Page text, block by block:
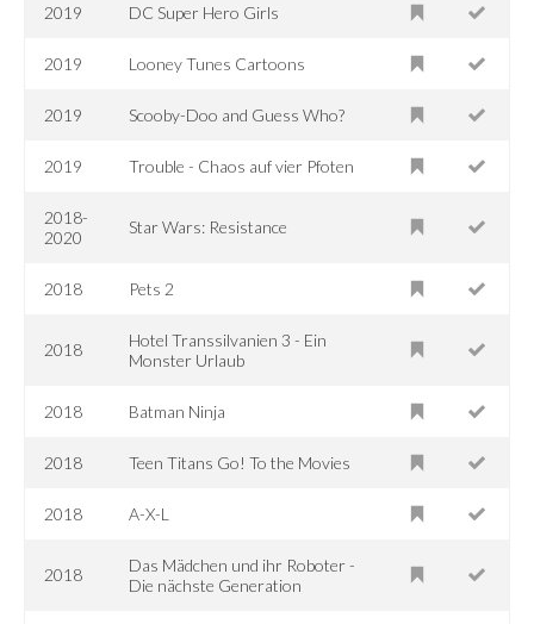
2019 DC Super Hero Girls
2019 Looney Tunes Cartoons
2019 Scooby-Doo and Guess Who?
2019 Trouble - Chaos auf vier Pfoten
2018-
2020
Star Wars: Resistance
2018 Pets 2
2018
Hotel Transsilvanien 3 - Ein
Monster Urlaub
2018 Batman Ninja
2018 Teen Titans Go! To the Movies
2018 A-X-L
2018
Das Mädchen und ihr Roboter -
Die nächste Generation